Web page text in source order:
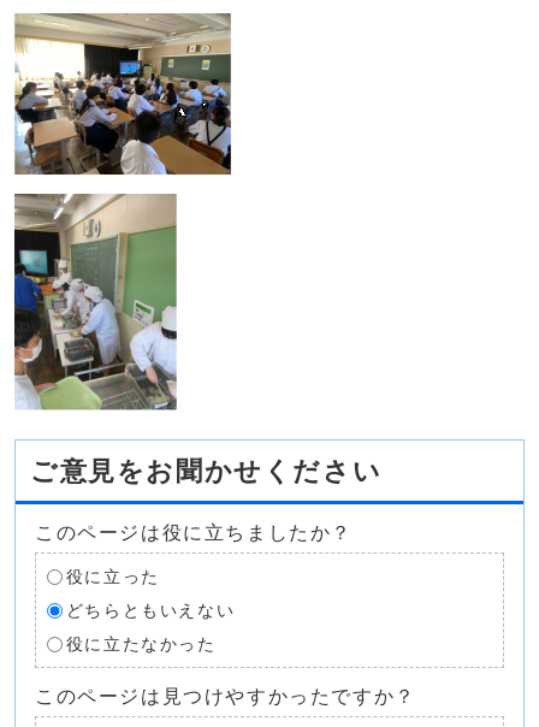
ご意見をお聞かせください
このページは役に立ちましたか？
役に立った
どちらともいえない
役に立たなかった
このページは見つけやすかったですか？